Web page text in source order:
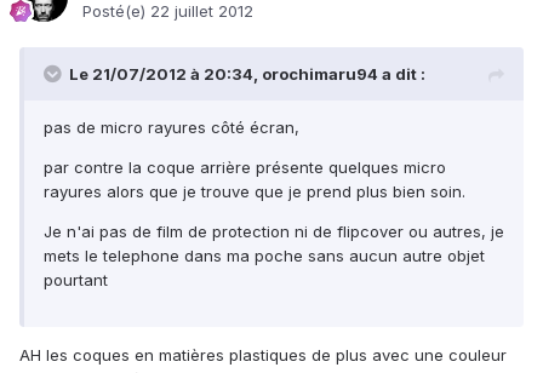
Posté(e) 22 juillet 2012
Le 21/07/2012 à 20:34, orochimaru94 a dit :
pas de micro rayures côté écran,
par contre la coque arrière présente quelques micro
rayures alors que je trouve que je prend plus bien soin.
Je n'ai pas de film de protection ni de flipcover ou autres, je
mets le telephone dans ma poche sans aucun autre objet
pourtant
AH les coques en matières plastiques de plus avec une couleur